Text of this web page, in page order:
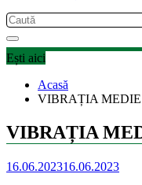
Ești aici
Acasă
VIBRAȚIA
VIBRAȚIA
16.06.202316.06.2023